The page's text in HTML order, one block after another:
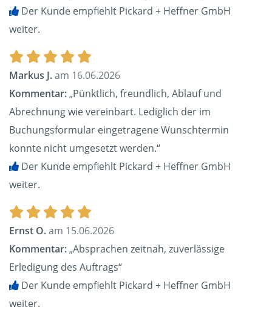
Der Kunde empfiehlt Pickard + Heffner GmbH
weiter.
Markus J.am 16.06.2026
Kommentar:„Pünktlich, freundlich, Ablauf und
Abrechnung wie vereinbart. Lediglich der im
Buchungsformular eingetragene Wunschtermin
konnte nicht umgesetzt werden.“
Der Kunde empfiehlt Pickard + Heffner GmbH
weiter.
Ernst O.am 15.06.2026
Kommentar:„Absprachen zeitnah, zuverlässige
Erledigung des Auftrags“
Der Kunde empfiehlt Pickard + Heffner GmbH
weiter.